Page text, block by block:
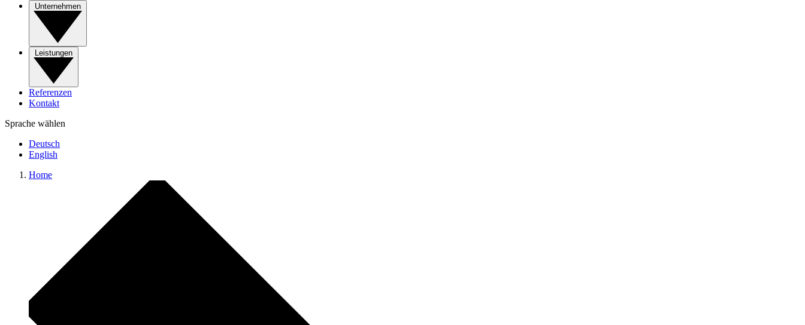
Unternehmen
Leistungen
Referenzen
Kontakt
Sprache wählen
Deutsch
English
Home